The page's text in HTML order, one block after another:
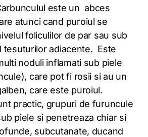
este un abces
atunci cand puroiul se
foliculilor de par sau sub
tesuturilor adiacente. Este
noduli inflamati sub piele
care pot fi rosii si au un
care este puroiul.
practic, grupuri de furuncule
piele si penetreaza chiar si
subcutanate, ducand